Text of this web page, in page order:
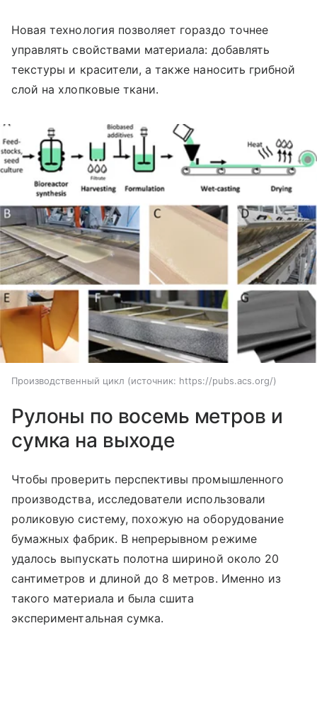
Новая технология позволяет гораздо точнее
управлять свойствами материала: добавлять
текстуры и красители, а также наносить грибной
слой на хлопковые ткани.
Производственный цикл источник: https://pubs.acs.org/
Рулоны по восемь метров и
сумка на выходе
Чтобы проверить перспективы промышленного
производства, исследователи использовали
роликовую систему, похожую на оборудование
бумажных фабрик. В непрерывном режиме
удалось выпускать полотна шириной около 20
сантиметров и длиной до 8 метров. Именно из
такого материала и была сшита
экспериментальная сумка.